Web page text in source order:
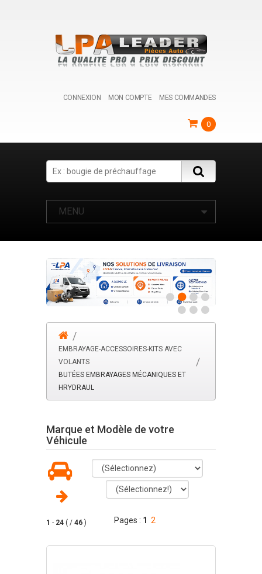
CONNEXION MON COMPTE MES COMMANDES
0
Search
MENU
EMBRAYAGE-ACCESSOIRES-KITS AVEC
VOLANTS
BUTÉES EMBRAYAGES MÉCANIQUES ET
HRYDRAUL
Marque et Modèle de votre
Véhicule
1 - 24 ( / 46 ) Pages : 1 2